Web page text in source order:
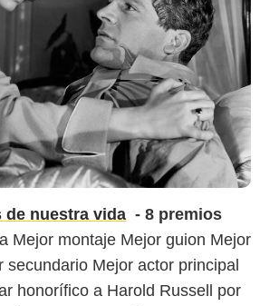
de nuestra vida - 8 premios
Mejor montaje Mejor guion Mejor
secundario Mejor actor principal
honorífico a Harold Russell por